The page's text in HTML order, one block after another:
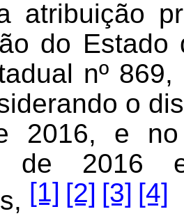
atribuição
do
nº
o
2016, e
de 2016
[1] [2] [3] [4]